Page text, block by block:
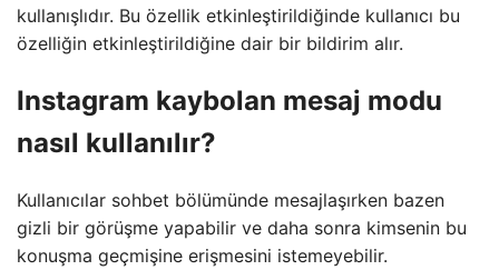
kullanışlıdır. Bu özellik etkinleştirildiğinde kullanıcı bu
özelliğin etkinleştirildiğine dair bir bildirim alır.
Instagram kaybolan mesaj modu
nasıl kullanılır?
Kullanıcılar sohbet bölümünde mesajlaşırken bazen
gizli bir görüşme yapabilir ve daha sonra kimsenin bu
konuşma geçmişine erişmesini istemeyebilir.